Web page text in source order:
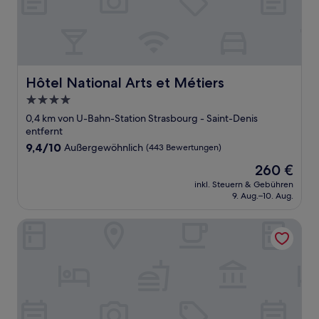
Hôtel National Arts et Métiers
Hôtel National Arts et Métiers
4.0-
Sterne-
Unterkunft
0,4 km von U-Bahn-Station Strasbourg - Saint-Denis
entfernt
9.4
9,4/10 Außergewöhnlich (443 Bewertungen)
Der
Preis
beträgt
260 €
inkl. Steuern & Gebühren
9. Aug.–10. Aug.